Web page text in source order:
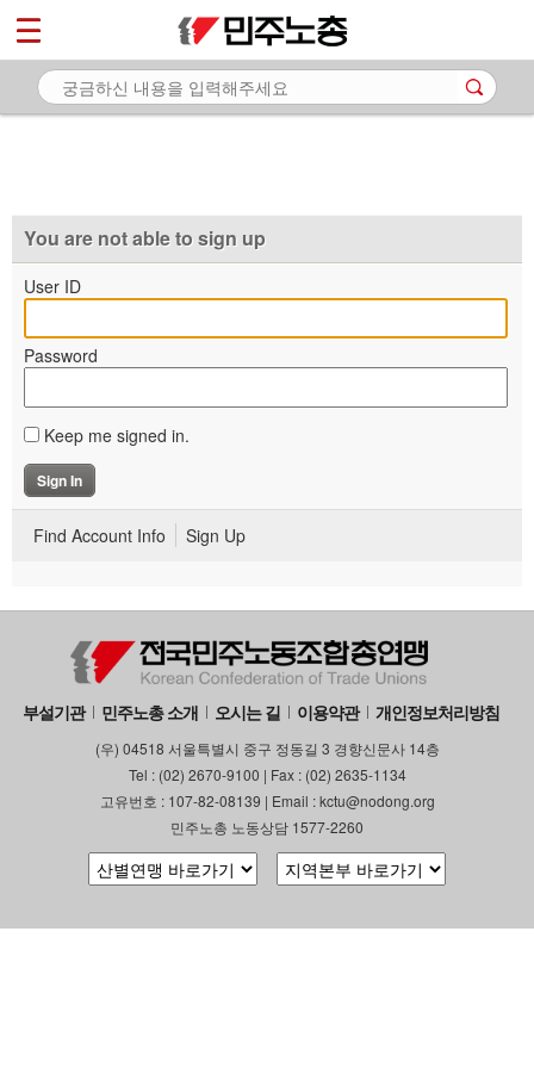
You are not able to sign up
User ID
Password
Keep me signed in.
Find Account Info Sign Up
부설기관 민주노총 소개 오시는 길 이용약관 개인정보처리방침
(우) 04518 서울특별시 중구 정동길 3 경향신문사 14층
Tel : (02) 2670-9100 | Fax : (02) 2635-1134
고유번호 : 107-82-08139 | Email : kctu@nodong.org
민주노총 노동상담 1577-2260
마이페이지
소개
자료
부설기관